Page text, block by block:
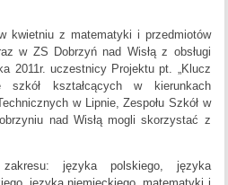
kwietniu z matematyki i przedmiotów
w ZS Dobrzyń nad Wisłą z obsługi
2011r. uczestnicy Projektu pt. „Klucz
kształcących w kierunkach
w Lipnie, Zespołu Szkół w
nad Wisłą mogli skorzystać z
języka polskiego, języka